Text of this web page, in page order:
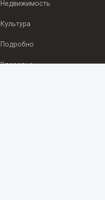
Недвижимость
Культура
Подробно
Здоровье